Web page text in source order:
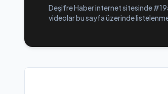
Deşifre Haber internet sitesinde
videolar bu sayfa üzerinde